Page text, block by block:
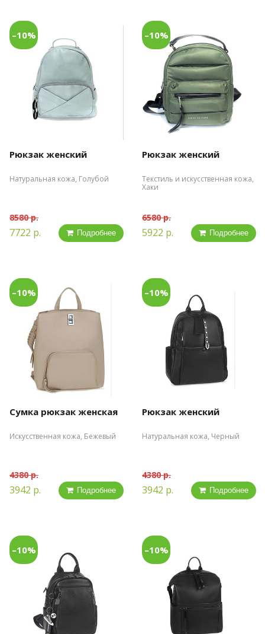
–10%
Рюкзак женский
Натуральная кожа, Голубой
8580 р.
7722 р. Подробнее
–10%
Рюкзак женский
Текстиль и искусственная кожа,
Хаки
6580 р.
5922 р. Подробнее
–10%
Сумка рюкзак женская
Искусственная кожа, Бежевый
4380 р.
3942 р. Подробнее
–10%
Рюкзак женский
Натуральная кожа, Черный
4380 р.
3942 р. Подробнее
–10% –10%